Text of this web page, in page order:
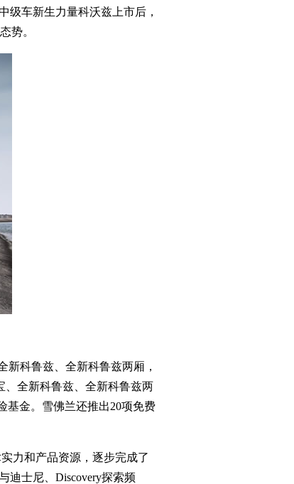
级车新生力量科沃兹上市后，
势。
科鲁兹、全新科鲁兹两厢，
、全新科鲁兹、全新科鲁兹两
基金。雪佛兰还推出20项免费
力和产品资源，逐步完成了
迪士尼、Discovery探索频